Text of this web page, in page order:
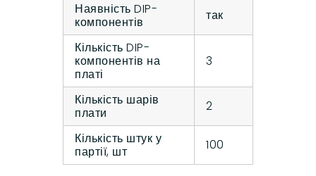
Наявність DIP-
компонентів
так
Кількість DIP-
компонентів на
платі
3
Кількість шарів
плати
2
Кількість штук у
партії, шт
100